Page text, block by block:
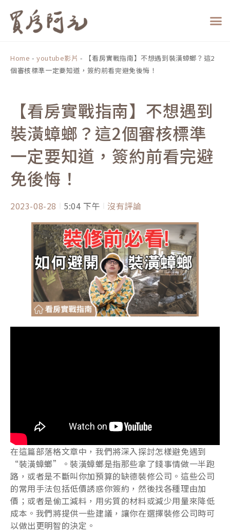
Home -youtube影片 -
【看房實戰指南】不想遇到裝潢蟑螂？這2
個審核標準一定要知道，簽約前看完避免後悔！
【看房實戰指南】不想遇到
裝潢蟑螂？這2個審核標準
一定要知道，簽約前看完避
免後悔！
2023-08-28 5:04 下午 沒有評論
在這篇部落格文章中，我們將深入探討怎樣避免遇到
“裝潢蟑螂”。裝潢蟑螂是指那些拿了錢事情做一半跑
路，或者是不斷叫你加預算的缺德裝修公司。這些公司
的常用手法包括低價誘惑你簽約，然後找各種理由加
價；或者是偷工減料，用劣質的材料或減少用量來降低
成本。我們將提供一些建議，讓你在選擇裝修公司時可
以做出更明智的決定。